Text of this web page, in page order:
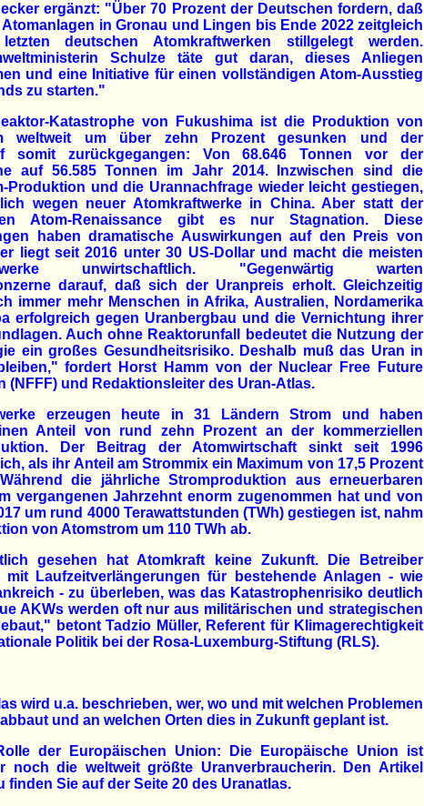
ergänzt: "Über 70 Prozent der Deutschen fordern, daß
in Gronau und Lingen bis Ende 2022 zeitgleich
deutschen Atomkraftwerken stillgelegt werden.
Schulze täte gut daran, dieses Anliegen
und eine Initiative für einen vollständigen Atom-Ausstieg
zu starten."
Katastrophe von Fukushima ist die Produktion von
weltweit um über zehn Prozent gesunken und der
somit zurückgegangen: Von 68.646 Tonnen vor der
auf 56.585 Tonnen im Jahr 2014. Inzwischen sind die
Produktion und die Urannachfrage wieder leicht gestiegen,
wegen neuer Atomkraftwerke in China. Aber statt der
Atom-Renaissance gibt es nur Stagnation. Diese
haben dramatische Auswirkungen auf den Preis von
liegt seit 2016 unter 30 US-Dollar und macht die meisten
unwirtschaftlich. "Gegenwärtig warten
darauf, daß sich der Uranpreis erholt. Gleichzeitig
immer mehr Menschen in Afrika, Australien, Nordamerika
erfolgreich gegen Uranbergbau und die Vernichtung ihrer
Auch ohne Reaktorunfall bedeutet die Nutzung der
ein großes Gesundheitsrisiko. Deshalb muß das Uran in
fordert Horst Hamm von der Nuclear Free Future
(NFFF) und Redaktionsleiter des Uran-Atlas.
erzeugen heute in 31 Ländern Strom und haben
Anteil von rund zehn Prozent an der kommerziellen
Der Beitrag der Atomwirtschaft sinkt seit 1996
als ihr Anteil am Strommix ein Maximum von 17,5 Prozent
die jährliche Stromproduktion aus erneuerbaren
vergangenen Jahrzehnt enorm zugenommen hat und von
um rund 4000 Terawattstunden (TWh) gestiegen ist, nahm
von Atomstrom um 110 TWh ab.
gesehen hat Atomkraft keine Zukunft. Die Betreiber
mit Laufzeitverlängerungen für bestehende Anlagen - wie
- zu überleben, was das Katastrophenrisiko deutlich
AKWs werden oft nur aus militärischen und strategischen
betont Tadzio Müller, Referent für Klimagerechtigkeit
Politik bei der Rosa-Luxemburg-Stiftung (RLS).
wird u.a. beschrieben, wer, wo und mit welchen Problemen
und an welchen Orten dies in Zukunft geplant ist.
der Europäischen Union: Die Europäische Union ist
noch die weltweit größte Uranverbraucherin. Den Artikel
finden Sie auf der Seite 20 des Uranatlas.